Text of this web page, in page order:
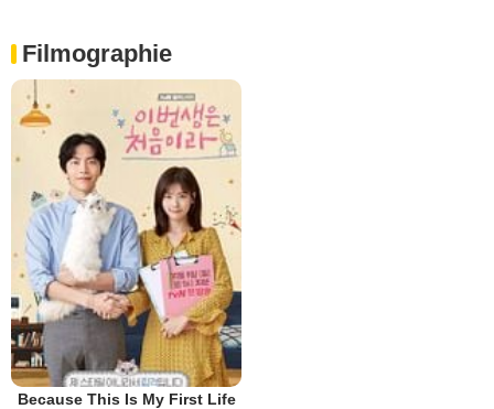
Filmographie
Because This Is My First Life